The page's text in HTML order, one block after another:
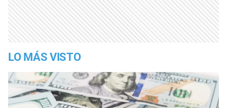
LO MÁS VISTO